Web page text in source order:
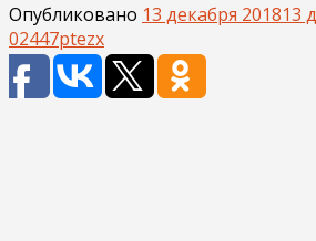
Опубликовано 13 декабря 201813
02447ptezx